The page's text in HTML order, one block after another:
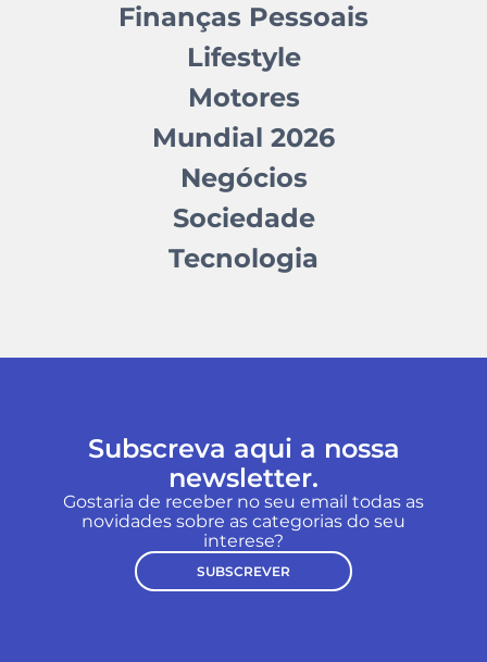
Finanças Pessoais
Lifestyle
Motores
Mundial 2026
Negócios
Sociedade
Tecnologia
Subscreva aqui a nossa
newsletter.
Gostaria de receber no seu email todas as
novidades sobre as categorias do seu
interese?
SUBSCREVER